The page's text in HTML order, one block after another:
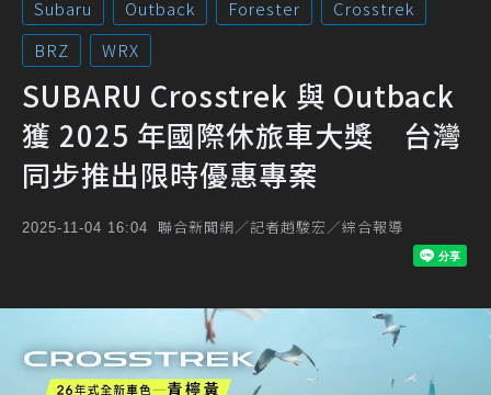
Subaru Outback Forester
Crosstrek
BRZ
WRX
SUBARU Crosstrek 與 Outback
獲 2025 年國際休旅車大獎 台灣
同步推出限時優惠專案
2025-11-04 16:04 聯合新聞網／記者趙駿宏／綜合報導